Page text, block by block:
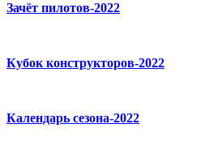
Зачёт пилотов-2022
Кубок конструкторов-2022
Календарь сезона-2022